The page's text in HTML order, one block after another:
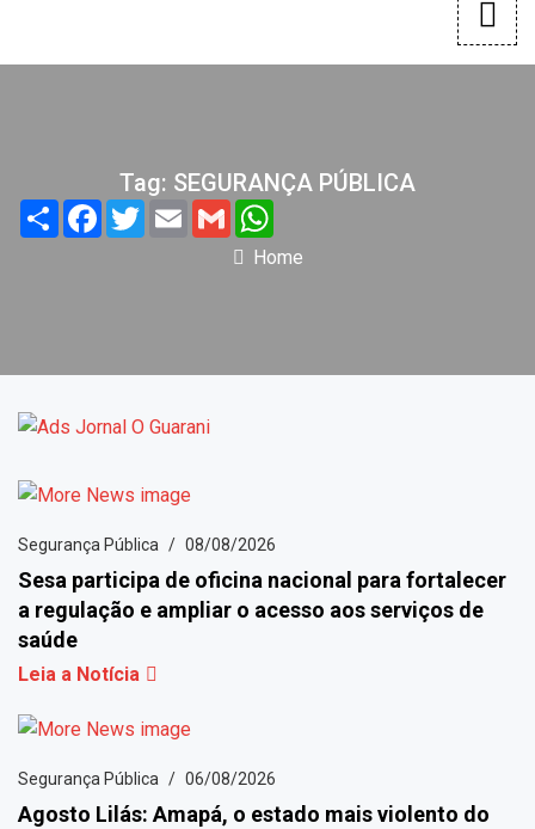
Tag: SEGURANÇA PÚBLICA
Share FacebookTwitterEmail Gmail
Home
Segurança Pública 08/08/2026
Sesa participa de oficina nacional para fortalecer
a regulação e ampliar o acesso aos serviços de
saúde
Leia a Notícia
Segurança Pública 06/08/2026
Agosto Lilás: Amapá, o estado mais violento do